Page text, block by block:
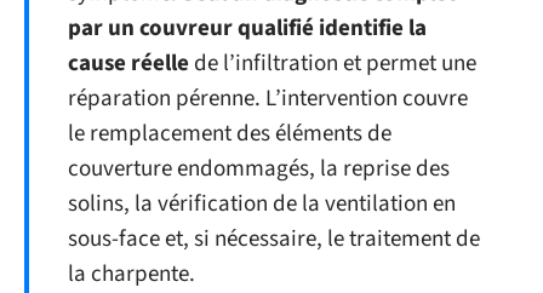
par un couvreur qualifié identifie la
cause réelle de l’infiltration et permet une
réparation pérenne. L’intervention couvre
le remplacement des éléments de
couverture endommagés, la reprise des
solins, la vérification de la ventilation en
sous-face et, si nécessaire, le traitement de
la charpente.